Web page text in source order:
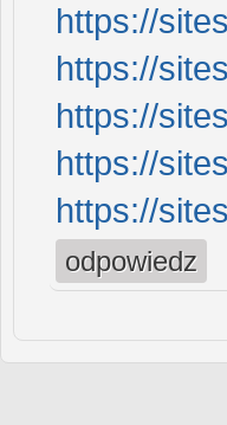
https://
https://
https://
https://
https://
odpowiedz